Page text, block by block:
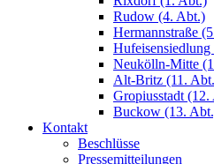
Rudow (4. Abt.)
Hermannstraße
Neukölln-Mitte
Alt-Britz (11.
Gropiusstadt (12.
Buckow (13.
Kontakt
Beschlüsse
Pressemitteilungen